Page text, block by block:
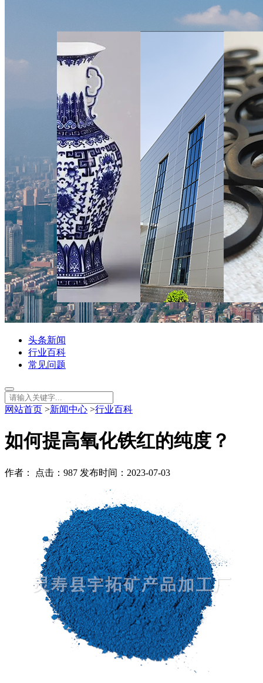
头条新闻
行业百科
常见问题
网站首页 >新闻中心 >行业百科
如何提高氧化铁红的纯度？
作者： 点击：987 发布时间：2023-07-03